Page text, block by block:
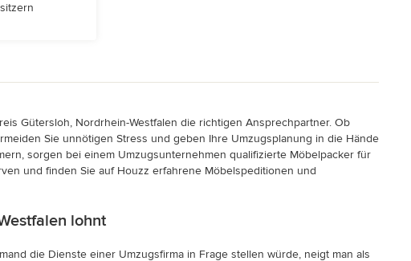
Gütersloh, Nordrhein-Westfalen die richtigen Ansprechpartner. Ob
Sie unnötigen Stress und geben Ihre Umzugsplanung in die Hände
sorgen bei einem Umzugsunternehmen qualifizierte Möbelpacker für
und finden Sie auf Houzz erfahrene Möbelspeditionen und
lohnt
die Dienste einer Umzugsfirma in Frage stellen würde, neigt man als